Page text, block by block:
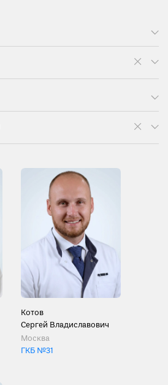
Котов
Сергей Владиславович
Москва
ГКБ №31